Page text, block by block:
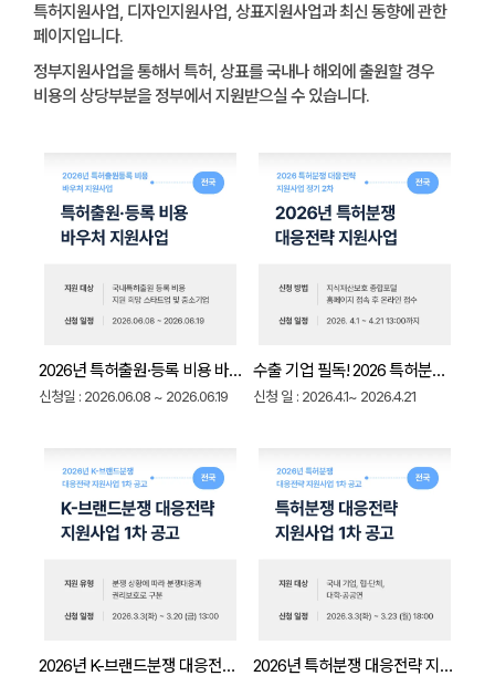
특허지원사업, 디자인지원사업, 상표지원사업과 최신 동향에 관한
페이지입니다.
정부지원사업을 통해서 특허, 상표를 국내나 해외에 출원할 경우
비용의 상당부분을 정부에서 지원받으실 수 있습니다.
2026년 특허출원·등록 비용 바우처 지원사업 안내｜지원대상·신청방법 총정리
신청일 : 2026.06.08 ~ 2026.06.19
수출 기업 필독! 2026 특허분쟁 대응전략 지원사업｜해외 IP 분쟁 리스크 원천 차단 전략
신청 일 : 2026.4.1~ 2026.4.21
2026년 K-브랜드분쟁 대응전략 지원사업 1차 공고 총정리 (지원대상·신청방법·지원금 70%) 2026년 특허분쟁 대응전략 지원사업 1차공고 완벽가이드